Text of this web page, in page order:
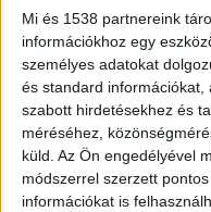
Mi és 1538 partnereink
információkhoz egy
személyes adatokat
és standard információkat,
szabott hirdetésekhez és
méréséhez,
küld. Az Ön engedélyével
módszerrel szerzett
információkat is
szurkolói
érkező spanyol és
belvárossal. A Liszt
írja posztjában a 6.
kattintva éred el.